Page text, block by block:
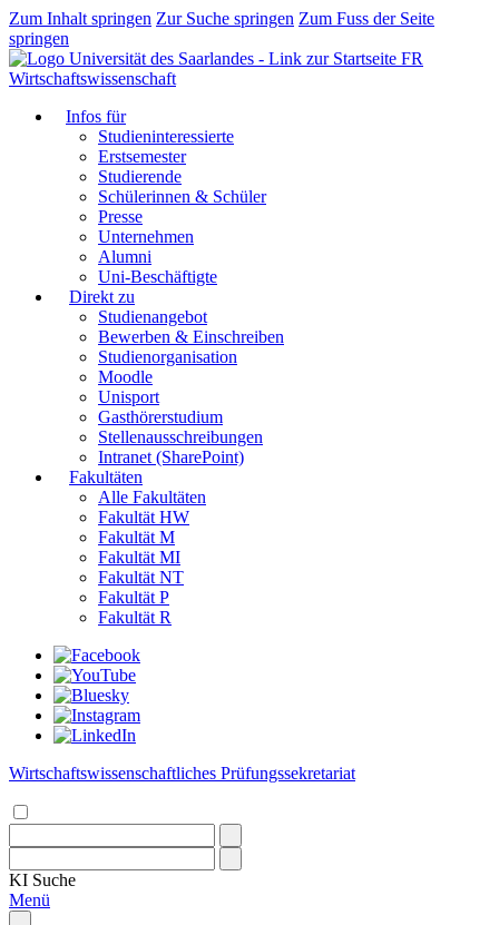
Zum Inhalt springen Zur Suche springen Zum Fuss der Seite
springen
FR
Wirtschaftswissenschaft
Infos für
Studieninteressierte
Erstsemester
Studierende
Schülerinnen & Schüler
Presse
Unternehmen
Alumni
Uni-Beschäftigte
Direkt zu
Studienangebot
Bewerben & Einschreiben
Studienorganisation
Moodle
Unisport
Gasthörerstudium
Stellenausschreibungen
Intranet (SharePoint)
Fakultäten
Alle Fakultäten
Fakultät HW
Fakultät M
Fakultät MI
Fakultät NT
Fakultät P
Fakultät R
Wirtschaftswissenschaftliches Prüfungssekretariat
KI Suche
Menü